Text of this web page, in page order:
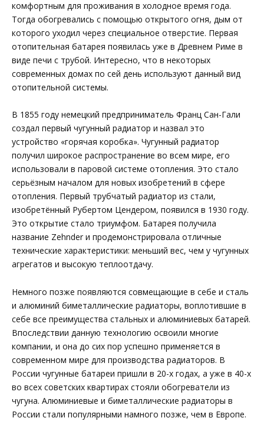
комфортным для проживания в холодное время года.
Тогда обогревались с помощью открытого огня, дым от
которого уходил через специальное отверстие. Первая
отопительная батарея появилась уже в Древнем Риме в
виде печи с трубой. Интересно, что в некоторых
современных домах по сей день используют данный вид
отопительной системы.
В 1855 году немецкий предприниматель Франц Сан-Гали
создал первый чугунный радиатор и назвал это
устройство «горячая коробка». Чугунный радиатор
получил широкое распространение во всем мире, его
использовали в паровой системе отопления. Это стало
серьёзным началом для новых изобретений в сфере
отопления. Первый трубчатый радиатор из стали,
изобретённый Рубертом Цендером, появился в 1930 году.
Это открытие стало триумфом. Батарея получила
название Zehnder и продемонстрировала отличные
технические характеристики: меньший вес, чем у чугунных
агрегатов и высокую теплоотдачу.
Немного позже появляются совмещающие в себе и сталь
и алюминий биметаллические радиаторы, воплотившие в
себе все преимущества стальных и алюминиевых батарей.
Впоследствии данную технологию освоили многие
компании, и она до сих пор успешно применяется в
современном мире для производства радиаторов. В
России чугунные батареи пришли в 20-х годах, а уже в 40-х
во всех советских квартирах стояли обогреватели из
чугуна. Алюминиевые и биметаллические радиаторы в
России стали популярными намного позже, чем в Европе.